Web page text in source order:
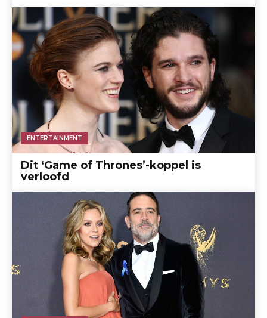
ENTERTAINMENT
Dit ‘Game of Thrones’-koppel is
verloofd